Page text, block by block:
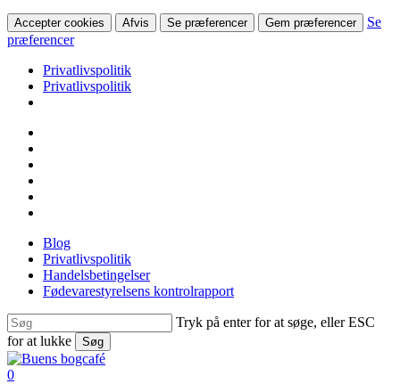
Accepter cookies Afvis Se præferencer Gem præferencer
Se
præferencer
Privatlivspolitik
Privatlivspolitik
Skip
main
content
Blog
Privatlivspolitik
Handelsbetingelser
Fødevarestyrelsens kontrolrapport
Tryk på enter for at søge, eller ESC
for at lukke
Søg
Close
Search
search
0